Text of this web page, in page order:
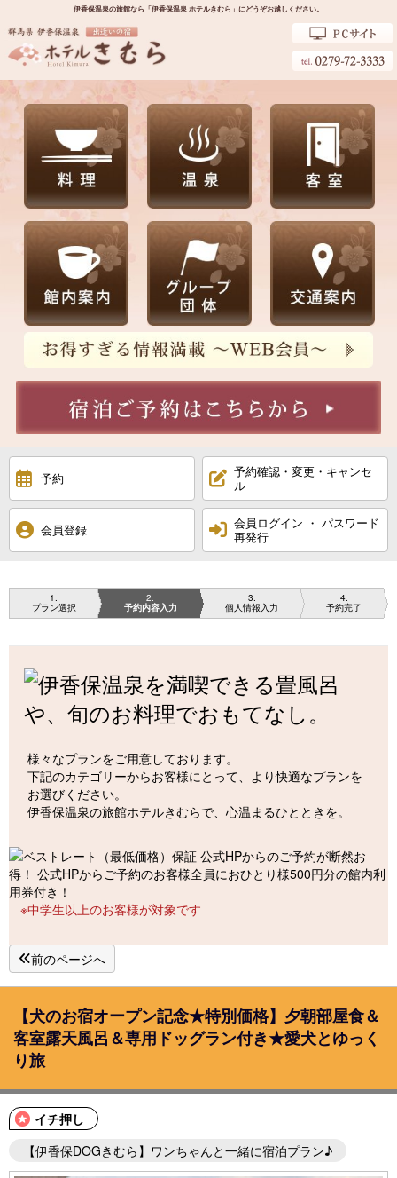
伊香保温泉の旅館なら「伊香保温泉 ホテルきむら」にどうぞお越しください。
予約
予約確認・変更・キャンセ
ル
会員登録
会員ログイン ・ パスワード
再発行
1
プラン選択
2
予約内容入力
3
個人情報入力
4
予約完了
様々なプランをご用意しております。
下記のカテゴリーからお客様にとって、より快適なプランを
お選びください。
伊香保温泉の旅館ホテルきむらで、心温まるひとときを。
※中学生以上のお客様が対象です
前のページへ
【犬のお宿オープン記念★特別価格】夕朝部屋食＆
客室露天風呂＆専用ドッグラン付き★愛犬とゆっく
り旅
イチ押し
【伊香保DOGきむら】ワンちゃんと一緒に宿泊プラン♪